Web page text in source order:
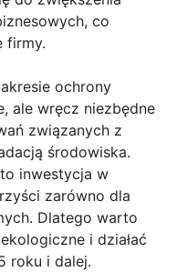
co
firmy.
ochrony
ale wręcz niezbędne
związanych z
środowiska.
inwestycja w
zarówno dla
Dlatego warto
i działać
roku i dalej.